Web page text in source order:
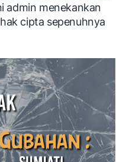
admin menekankan
cipta sepenuhnya